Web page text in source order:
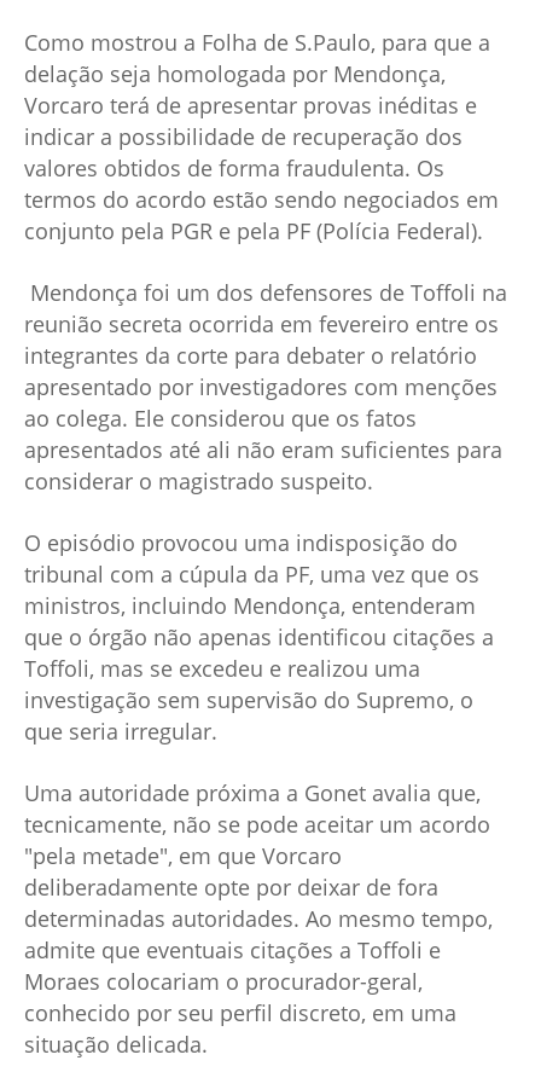
Como mostrou a Folha de S.Paulo, para que a
delação seja homologada por Mendonça,
Vorcaro terá de apresentar provas inéditas e
indicar a possibilidade de recuperação dos
valores obtidos de forma fraudulenta. Os
termos do acordo estão sendo negociados em
conjunto pela PGR e pela PF (Polícia Federal).
Mendonça foi um dos defensores de Toffoli na
reunião secreta ocorrida em fevereiro entre os
integrantes da corte para debater o relatório
apresentado por investigadores com menções
ao colega. Ele considerou que os fatos
apresentados até ali não eram suficientes para
considerar o magistrado suspeito.
O episódio provocou uma indisposição do
tribunal com a cúpula da PF, uma vez que os
ministros, incluindo Mendonça, entenderam
que o órgão não apenas identificou citações a
Toffoli, mas se excedeu e realizou uma
investigação sem supervisão do Supremo, o
que seria irregular.
Uma autoridade próxima a Gonet avalia que,
tecnicamente, não se pode aceitar um acordo
"pela metade", em que Vorcaro
deliberadamente opte por deixar de fora
determinadas autoridades. Ao mesmo tempo,
admite que eventuais citações a Toffoli e
Moraes colocariam o procurador-geral,
conhecido por seu perfil discreto, em uma
situação delicada.